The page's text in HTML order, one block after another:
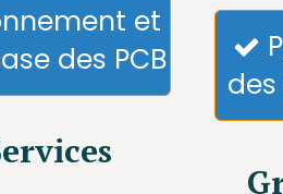
et
des PCB
